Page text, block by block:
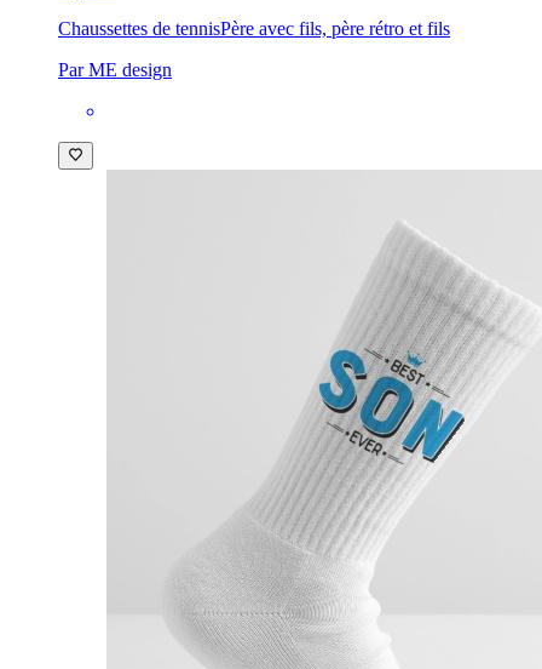
Chaussettes de tennisPère avec fils, père rétro et fils
Par ME design